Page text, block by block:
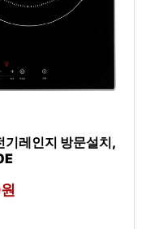
기레인지 방문설치,